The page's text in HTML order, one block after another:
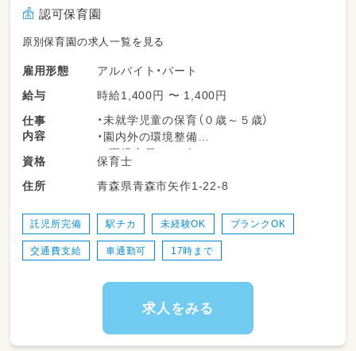
認可保育園
原別保育園の求人一覧を見る
雇用形態
アルバイト・パート
給与
時給1,400円 〜 1,400円
仕事
内容
・未就学児童の保育（０歳～５歳）
・園内外の環境整備
※園児定員：６０名
変更範囲：変更なし
資格
保育士
住所
青森県青森市矢作1-22-8
託児所完備 駅チカ 未経験OK ブランクOK
交通費支給 車通勤可 17時まで
求人をみる